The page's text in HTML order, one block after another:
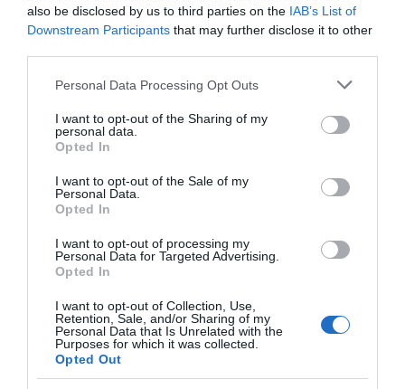
also be disclosed by us to third parties on the IAB’s List of
Downstream Participants that may further disclose it to other
Please note that this website/app uses one or more Google
not limited to your visit or usage behaviour. You may click to
grant or deny consent to Google and its third-party tags to
use your data for below specified purposes in below Google
consent section.
Personal Data Processing Opt Outs
I want to opt-out of the Sharing of my
personal data.
Opted In
I want to opt-out of the Sale of my
Personal Data.
Opted In
I want to opt-out of processing my
Personal Data for Targeted Advertising.
Opted In
I want to opt-out of Collection, Use,
Retention, Sale, and/or Sharing of my
Personal Data that Is Unrelated with the
Purposes for which it was collected.
Opted Out
Νέο επίδομα 600 ευρώ για
σπουδαστές: Οι δικαιούχοι
Αυτός ο δήμος της Εύβοιας πάει
στα δικαστήρια για τις
ανεμογεννήτριες
07.08.2026 | 18:40
Τραγική κατάληξη είχε η
τουρίστα
07.08.2026 | 18:20
Βαρύ πένθος για τον εκπαιδευτικό
από την Εύβοια που έφυγε από τη
07.08.2026 | 18:00
Τραγωδία στην Εύβοια:
Άνδρας ανασύρθηκε
χωρίς τις αισθήσεις του
Ανακοινώθηκαν νέες
προσλήψεις σε δήμο
Δείτε τι έκανε Δήμος
της Εύβοιας για τις
Ράγισαν καρδιές στην